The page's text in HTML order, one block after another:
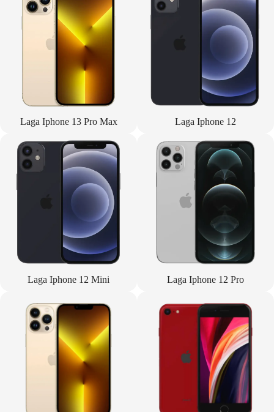
Laga Iphone 13 Pro Max Laga Iphone 12
Laga Iphone 12 Mini Laga Iphone 12 Pro